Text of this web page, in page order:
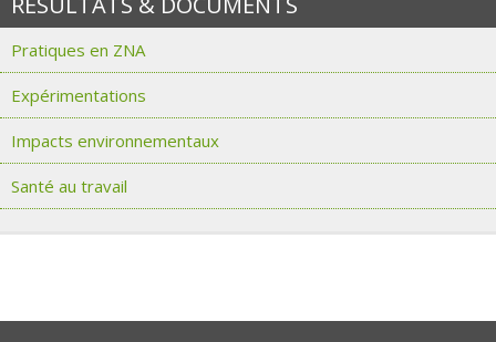
Pratiques en ZNA
Expérimentations
Impacts environnementaux
Santé au travail